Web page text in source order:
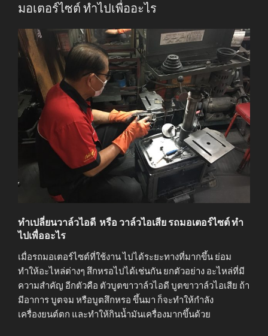
มอเตอร์ไซต์ ทำไปเพื่ออะไร
ทำเปลี่ยนวาล์วไอดี หรือ วาล์วไอเสีย รถมอเตอร์ไซต์ ทำ
ไปเพื่ออะไร
เมื่อรถมอเตอร์ไซต์ที่ใช้งาน ไปได้ระยะทางที่มากขึ้น ย่อม
ทำให้อะไหล่ต่างๆ สึกหรอไปได้เช่นกัน ยกตัวอย่าง อะไหล่ที่มี
ความสำคัญ อีกตัวคือ ตัวบูตขาวาล์วไอดี บูตขาวาล์วไอเสีย ถ้า
มีอาการ บูตจม หรือบูตสึกหรอ ขึ้นมา ก็จะทำให้กำลัง
เครื่องยนต์ตก และทำให้กินน้ำมันเครื่องมากขึ้นด้วย